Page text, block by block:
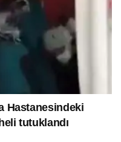
Hastanesindeki
tutuklandı